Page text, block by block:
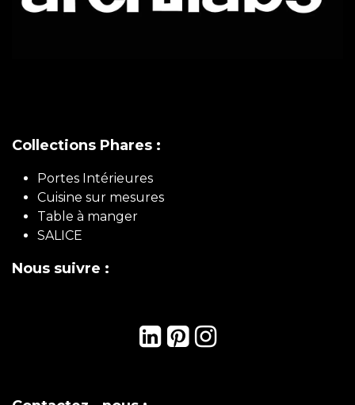
Collections Phares :
Portes Intérieures
Cuisine sur mesures
Table à manger
SALICE
Nous suivre :